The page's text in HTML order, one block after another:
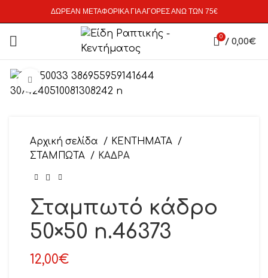
ΔΩΡΕΑΝ ΜΕΤΑΦΟΡΙΚΑ ΓΙΑ ΑΓΟΡΕΣ ΑΝΩ ΤΩΝ 75€
0 / 0,00€
Click to enlarge
Αρχική σελίδα
ΚΕΝΤΗΜΑΤΑ
ΣΤΑΜΠΩΤΑ
ΚΑΔΡΑ
Σταμπωτό κάδρο
50×50 n.46373
12,00€